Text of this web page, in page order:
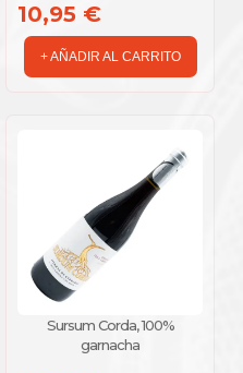
10,95 €
+ AÑADIR AL CARRITO
Sursum Corda, 100%
garnacha